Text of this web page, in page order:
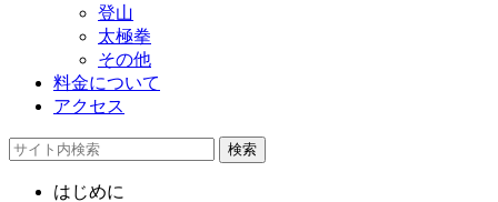
登山
太極拳
その他
料金について
アクセス
検索
はじめに